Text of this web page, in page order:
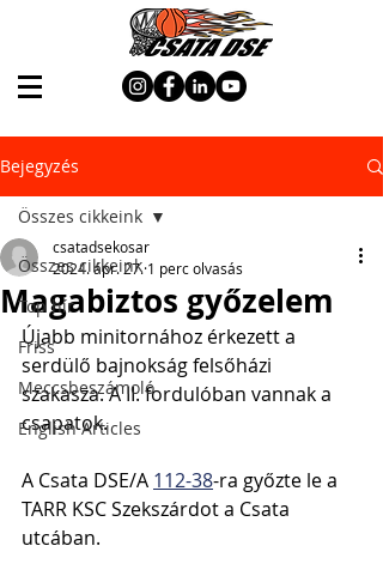
Bejegyzés
Összes cikkeink
Top hír
Friss
Meccsbeszámoló
English Articles
Összes cikkeink
Magabiztos győzelem
csatadsekosar
2024. ápr. 27. 1 perc olvasás
Újabb minitornához érkezett a
serdülő bajnokság felsőházi
szakasza. A II. fordulóban vannak a
csapatok.
A Csata DSE/A 112-38-ra győzte le a
TARR KSC Szekszárdot a Csata
utcában.